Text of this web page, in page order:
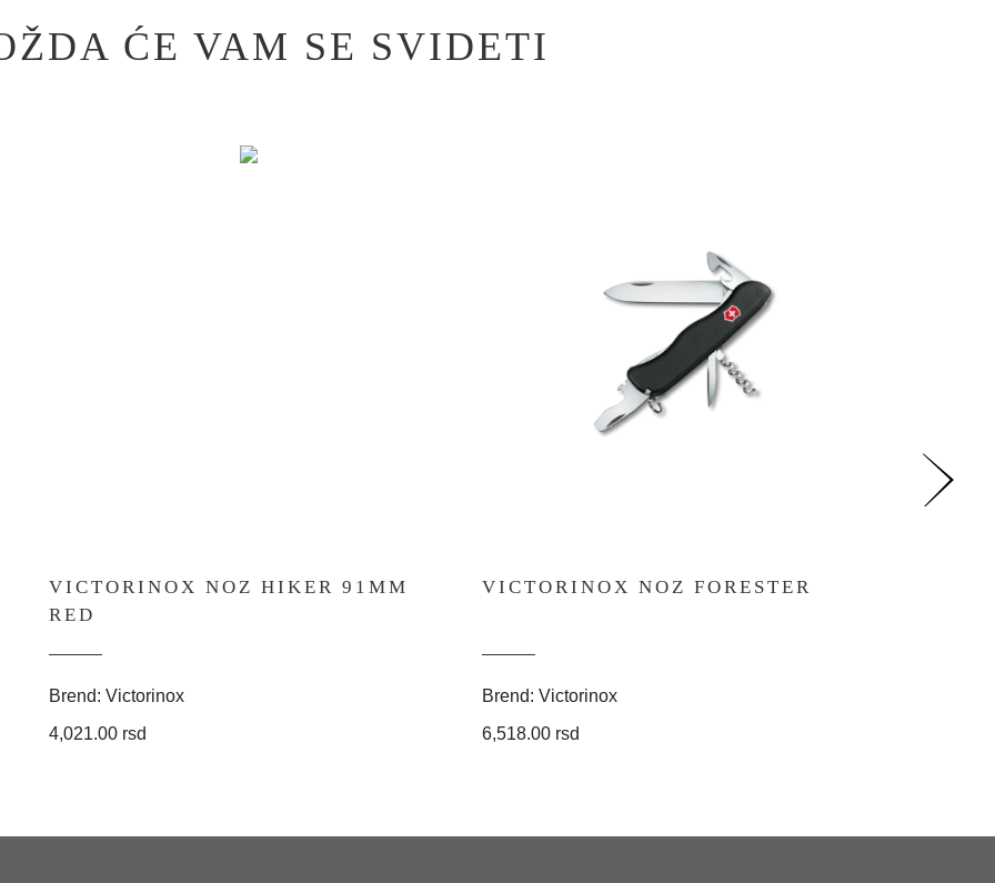
ĆE VAM SE SVIDETI
VICTORINOX NOZ HIKER 91MM
RED
Brend: Victorinox
4,021.00 rsd
VICTORINOX NOZ FORESTER
Brend: Victorinox
6,518.00 rsd